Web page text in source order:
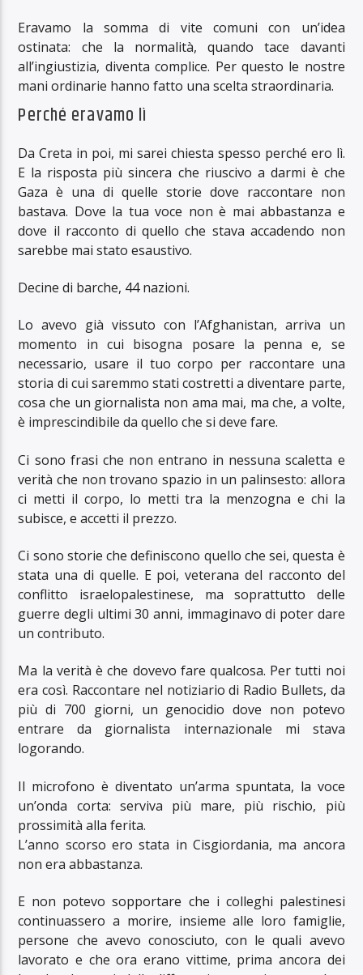
Eravamo la somma di vite comuni con un’idea
ostinata: che la normalità, quando tace davanti
all’ingiustizia, diventa complice. Per questo le nostre
mani ordinarie hanno fatto una scelta straordinaria.
Perché eravamo lì
Da Creta in poi, mi sarei chiesta spesso perché ero lì.
E la risposta più sincera che riuscivo a darmi è che
Gaza è una di quelle storie dove raccontare non
bastava. Dove la tua voce non è mai abbastanza e
dove il racconto di quello che stava accadendo non
sarebbe mai stato esaustivo.
Decine di barche, 44 nazioni.
Lo avevo già vissuto con l’Afghanistan, arriva un
momento in cui bisogna posare la penna e, se
necessario, usare il tuo corpo per raccontare una
storia di cui saremmo stati costretti a diventare parte,
cosa che un giornalista non ama mai, ma che, a volte,
è imprescindibile da quello che si deve fare.
Ci sono frasi che non entrano in nessuna scaletta e
verità che non trovano spazio in un palinsesto: allora
ci metti il corpo, lo metti tra la menzogna e chi la
subisce, e accetti il prezzo.
Ci sono storie che definiscono quello che sei, questa è
stata una di quelle. E poi, veterana del racconto del
conflitto israelopalestinese, ma soprattutto delle
guerre degli ultimi 30 anni, immaginavo di poter dare
un contributo.
Ma la verità è che dovevo fare qualcosa. Per tutti noi
era così. Raccontare nel notiziario di Radio Bullets, da
più di 700 giorni, un genocidio dove non potevo
entrare da giornalista internazionale mi stava
logorando.
Il microfono è diventato un’arma spuntata, la voce
un’onda corta: serviva più mare, più rischio, più
prossimità alla ferita.
L’anno scorso ero stata in Cisgiordania, ma ancora
non era abbastanza.
E non potevo sopportare che i colleghi palestinesi
continuassero a morire, insieme alle loro famiglie,
persone che avevo conosciuto, con le quali avevo
lavorato e che ora erano vittime, prima ancora dei